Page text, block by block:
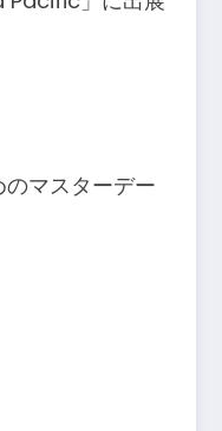
マスターデー